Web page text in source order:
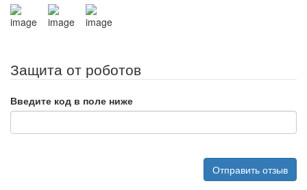
Защита от роботов
Введите код в поле ниже
Отправить отзыв